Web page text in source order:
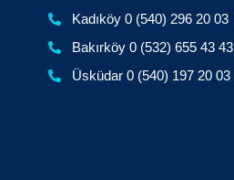
Kadıköy 0 (540) 296 20 03
Bakırköy 0 (532) 655 43 43
Üsküdar 0 (540) 197 20 03